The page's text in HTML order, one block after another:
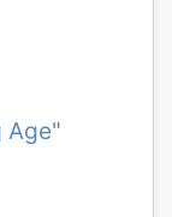
Age"